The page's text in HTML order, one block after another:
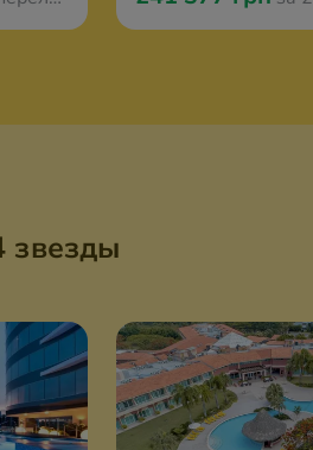
звезды